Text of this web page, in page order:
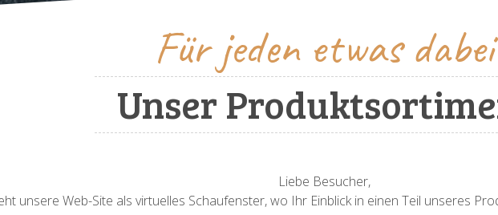
Für jeden etwas dabei
Unser
Liebe Besucher,
unsere Web-Site als virtuelles Schaufenster, wo Ihr Einblick in einen Teil unseres